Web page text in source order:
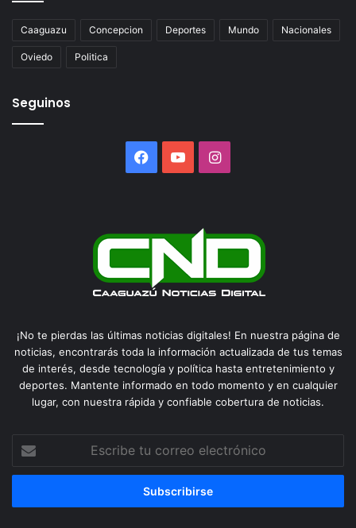
Caaguazu Concepcion Deportes Mundo Nacionales
Oviedo Politica
Seguinos
FacebookYouTubeInstagram
¡No te pierdas las últimas noticias digitales! En nuestra página de
noticias, encontrarás toda la información actualizada de tus temas
de interés, desde tecnología y política hasta entretenimiento y
deportes. Mantente informado en todo momento y en cualquier
lugar, con nuestra rápida y confiable cobertura de noticias.
tu
correo